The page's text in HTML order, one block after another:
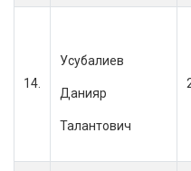
14.
Усубалиев
Данияр
Талантович